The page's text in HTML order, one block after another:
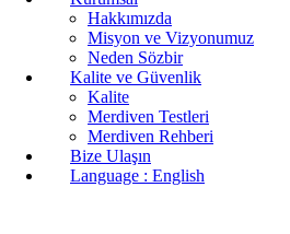
Hakkımızda
Misyon ve Vizyonumuz
Neden Sözbir
Kalite ve Güvenlik
Kalite
Merdiven Testleri
Merdiven Rehberi
Bize Ulaşın
Language : English